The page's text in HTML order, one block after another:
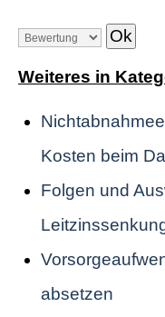
Weiteres in
Kosten beim
Folgen und
absetzen